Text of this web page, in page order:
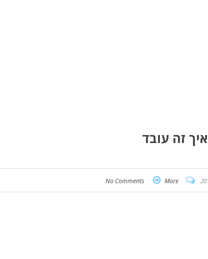
איך זה עובד
No Comments More